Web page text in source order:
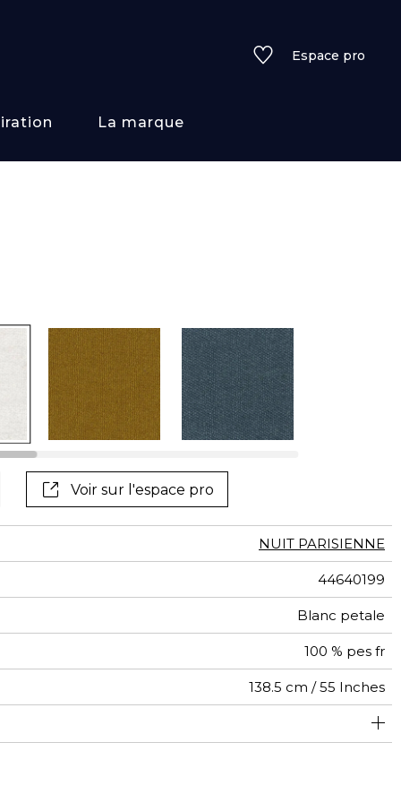
Espace pro
Voir tous les tissus
Voir tous les
La marque
Voir sur l'espace pro
NUIT PARISIENNE
44640199
Blanc petale
100 % pes fr
138.5 cm / 55 Inches
<3%
Raccord libre
50000
intensif : >40,000 cycles (Martindale) et/ou >30,000
doubles rubs (Wyzenbeek)
60000
De large
401
Inde